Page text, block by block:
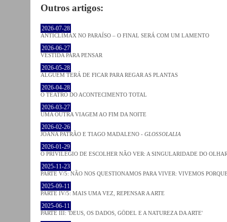
Outros artigos:
2026-07-28
ANTICLÍMAX NO PARAÍSO – O FINAL SERÁ COM UM LAMENTO
2026-06-27
VESTIDA PARA PENSAR
2026-05-28
ALGUÉM TERÁ DE FICAR PARA REGAR AS PLANTAS
2026-04-28
O TEATRO DO ACONTECIMENTO TOTAL
2026-03-27
UMA OUTRA VIAGEM AO FIM DA NOITE
2026-02-26
JOANA PATRÃO E TIAGO MADALENO - GLOSSOLALIA
2026-01-29
O PRIVILÉGIO DE ESCOLHER NÃO VER: A SINGULARIDADE DO
2025-11-23
PARTE V/5: NÃO NOS QUESTIONAMOS PARA VIVER: VIVEMOS
2025-09-11
PARTE IV/5: MAIS UMA VEZ, REPENSAR A ARTE
2025-06-11
PARTE III: 'DEUS, OS DADOS, GÖDEL E A NATUREZA DA ARTE'